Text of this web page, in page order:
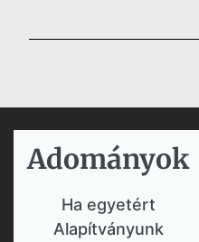
Adományok​
Ha egyetért
Alapítványunk